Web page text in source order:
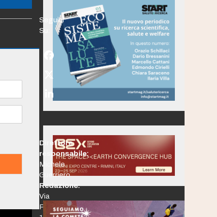
Seguici
Su:
Facebook
Twitter
(deprecated)
LinkedIn
Direttore
responsabile:
Michele
Guerriero
Redazione:
Via
Po,